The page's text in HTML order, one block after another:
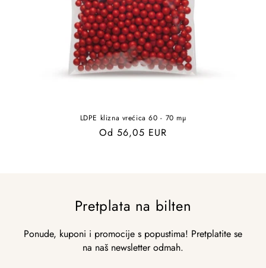
LDPE klizna vrećica 60 - 70 mµ
Redovna
Od 56,05 EUR
Pretplata na bilten
Ponude, kuponi i promocije s popustima! Pretplatite se
na naš newsletter odmah.